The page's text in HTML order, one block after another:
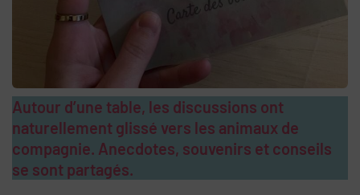
Autour d’une table, les discussions ont
naturellement glissé vers les animaux de
compagnie. Anecdotes, souvenirs et conseils
se sont partagés.